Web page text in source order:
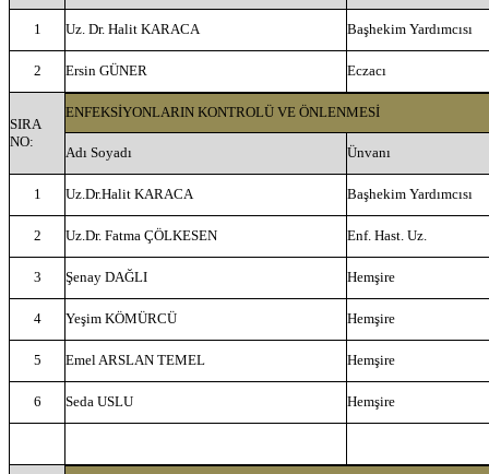
1 Uz. Dr. Halit KARACA Başhekim Yardımcısı
2 Ersin GÜNER Eczacı
SIRA
NO:
ENFEKSİYONLARIN KONTROLÜ VE ÖNLENMESİ
Adı Soyadı Ünvanı
1 Uz.Dr.Halit KARACA Başhekim Yardımcısı
2 Uz.Dr. Fatma ÇÖLKESEN Enf. Hast. Uz.
3 Şenay DAĞLI Hemşire
4 Yeşim KÖMÜRCÜ Hemşire
5 Emel ARSLAN TEMEL Hemşire
6 Seda USLU Hemşire